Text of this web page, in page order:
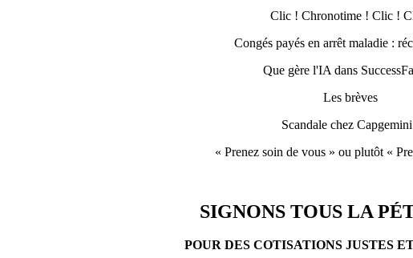
Clic ! Chronotime ! Clic !
Congés payés en arrêt maladie :
Que gère l'IA dans
Les brèves
Scandale chez
« Prenez soin de vous » ou plutôt «
SIGNONS TOUS LA
POUR DES COTISATIONS JUSTES